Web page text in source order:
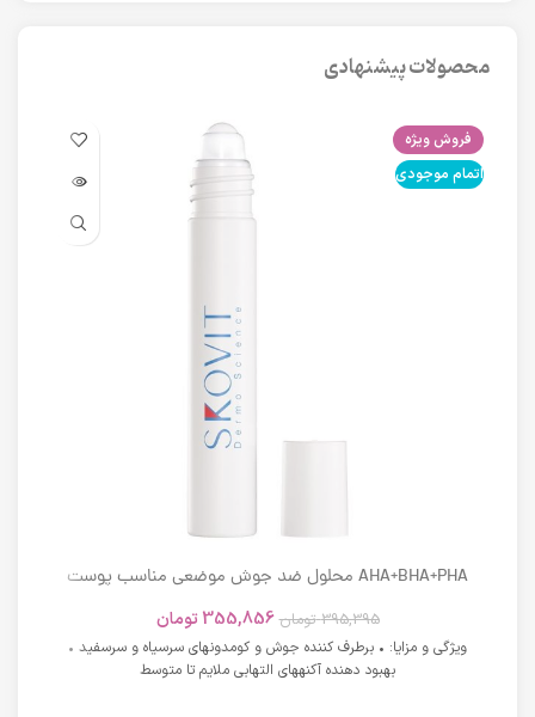
محصولات پیشنهادی
فروش ویژه
اتمام موجودی
AHA+BHA+PHA محلول ضد جوش موضعی مناسب پوست
395,395 تومان 355,856 تومان
ویژگی و مزایا: • برطرف کننده جوش و کومدونهای سرسیاه و سرسفید •
بهبود دهنده آکنههای التهابی ملایم تا متوسط